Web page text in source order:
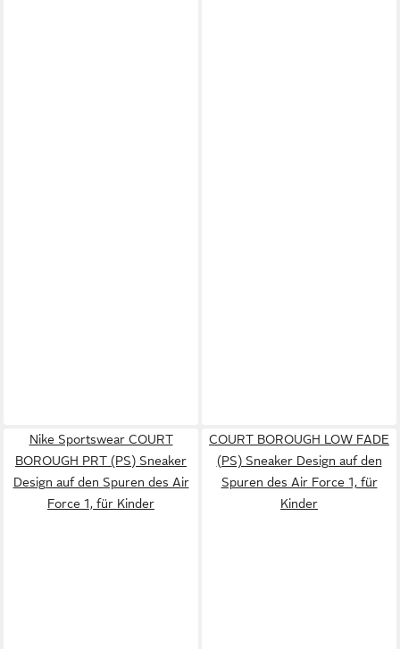
Nike Sportswear COURT
BOROUGH PRT (PS) Sneaker
Design auf den Spuren des Air
Force 1, für Kinder
COURT BOROUGH LOW FADE
(PS) Sneaker Design auf den
Spuren des Air Force 1, für
Kinder